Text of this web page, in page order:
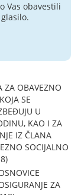
Vas obavestili
ZA OBAVEZNO
SE
U
KAO I ZA
IZ ČLANA
SOCIJALNO
ZA